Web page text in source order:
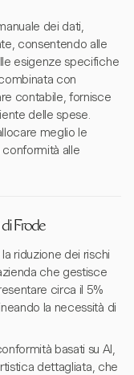
dei dati,
consentendo alle
esigenze specifiche
con
contabile, fornisce
delle spese.
meglio le
alle
Frode
riduzione dei rischi
che gestisce
circa il 5%
la necessità di
basati su AI,
dettagliata, che